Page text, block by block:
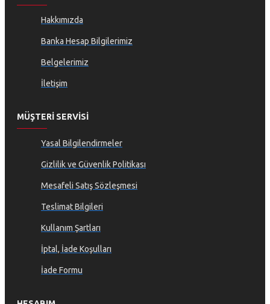
Hakkımızda
Banka Hesap Bilgilerimiz
Belgelerimiz
İletişim
MÜŞTERI SERVISI
Yasal Bilgilendirmeler
Gizlilik ve Güvenlik Politikası
Mesafeli Satış Sözleşmesi
Teslimat Bilgileri
Kullanım Şartları
İptal, İade Koşulları
İade Formu